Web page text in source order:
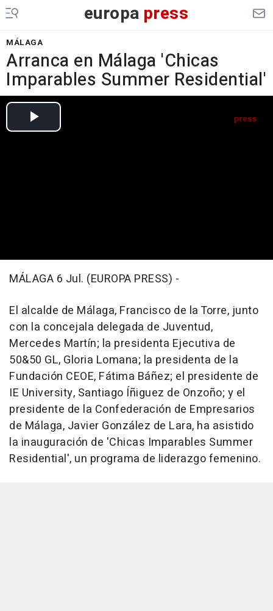
europa press
MÁLAGA
Arranca en Málaga 'Chicas
Imparables Summer Residential'
MÁLAGA 6 Jul. (EUROPA PRESS) -
El alcalde de Málaga, Francisco de la Torre, junto
con la concejala delegada de Juventud,
Mercedes Martín; la presidenta Ejecutiva de
50&50 GL, Gloria Lomana; la presidenta de la
Fundación CEOE, Fátima Báñez; el presidente de
IE University, Santiago Íñiguez de Onzoño; y el
presidente de la Confederación de Empresarios
de Málaga, Javier González de Lara, ha asistido
la inauguración de 'Chicas Imparables Summer
Residential', un programa de liderazgo femenino.